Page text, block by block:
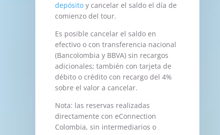
depósitoy cancelar el saldo el día de
comienzo del tour.
Es posible cancelar el saldo en
efectivo o con transferencia nacional
(Bancolombia y BBVA) sin recargos
adicionales; también con tarjeta de
débito o crédito con recargo del 4%
sobre el valor a cancelar.
Nota: las reservas realizadas
directamente con eConnection
Colombia, sin intermediarios o